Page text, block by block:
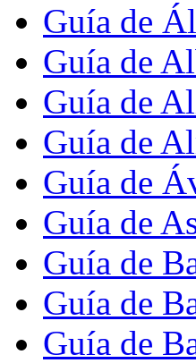
Guía de
Guía de
Guía de
Guía de
Guía de
Guía de
Guía de
Guía de
Guía de